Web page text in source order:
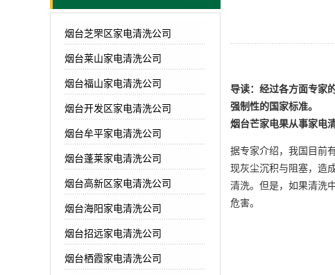
烟台芝罘区家电清洗公司
烟台莱山家电清洗公司
烟台福山家电清洗公司
烟台开发区家电清洗公司
烟台牟平家电清洗公司
烟台蓬莱家电清洗公司
烟台高新区家电清洗公司
烟台海阳家电清洗公司
烟台招远家电清洗公司
烟台栖霞家电清洗公司
导读：经过各方面专家
强制性的国家标准。
烟台芒家电果从事家电
据专家介绍，我国目前
现灰尘沉积与阻塞，造
清洗。但是，如果清洗
危害。